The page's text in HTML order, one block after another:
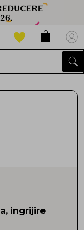
ingrijire